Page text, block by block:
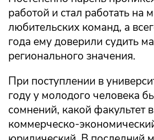
работой и стал работать на
любительских команд, а
года ему доверили судить
регионального значения.
При поступлении в
году у молодого человека
сомнений, какой факультет
коммерческо-